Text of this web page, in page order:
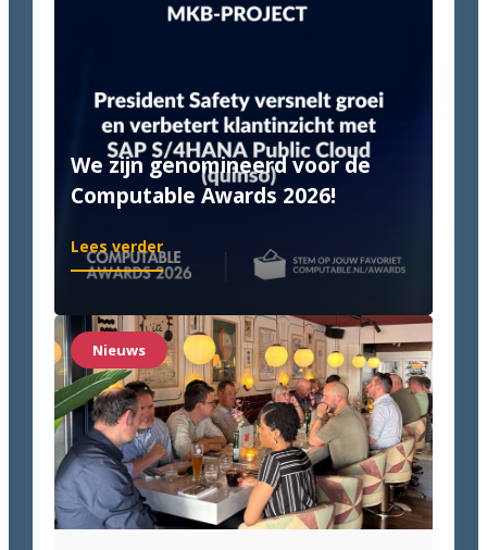
We zijn genomineerd voor de
Computable Awards 2026!
Lees verder:
We
genomineerd
voor
de
Computable
Awards
2026!
Nieuws